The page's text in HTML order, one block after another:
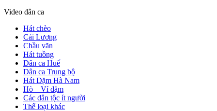
Video dân ca
Hát chèo
Cải Lương
Chầu văn
Hát tuồng
Dân ca Huế
Dân ca Trung bộ
Hát Dặm Hà Nam
Hò – Ví dặm
Các dân tộc ít người
Thể loại khác